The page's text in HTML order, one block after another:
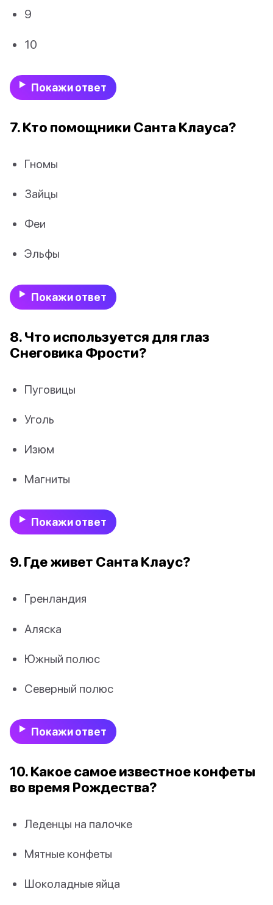
9
10
Покажи ответ
7. Кто помощники Санта Клауса?
Гномы
Зайцы
Феи
Эльфы
Покажи ответ
8. Что используется для глаз
Снеговика Фрости?
Пуговицы
Уголь
Изюм
Магниты
Покажи ответ
9. Где живет Санта Клаус?
Гренландия
Аляска
Южный полюс
Северный полюс
Покажи ответ
10. Какое самое известное конфеты
во время Рождества?
Леденцы на палочке
Мятные конфеты
Шоколадные яйца